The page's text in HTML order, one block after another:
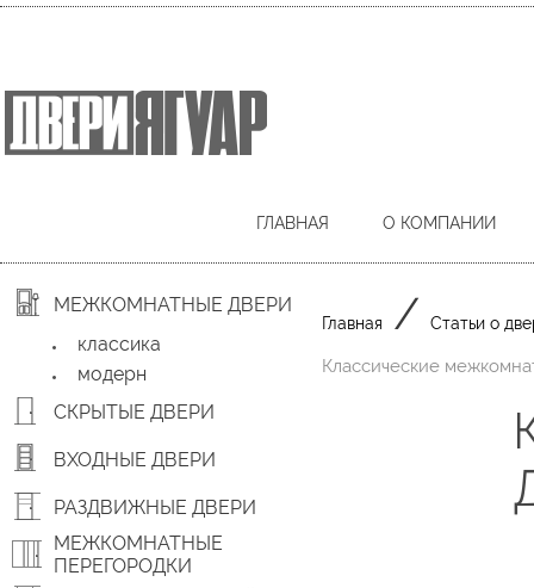
ГЛАВНАЯ О КОМПАНИИ
МЕЖКОМНАТНЫЕ ДВЕРИ
классика
модерн
СКРЫТЫЕ ДВЕРИ
ВХОДНЫЕ ДВЕРИ
РАЗДВИЖНЫЕ ДВЕРИ
МЕЖКОМНАТНЫЕ
ПЕРЕГОРОДКИ
Главная / Статьи о
Классические